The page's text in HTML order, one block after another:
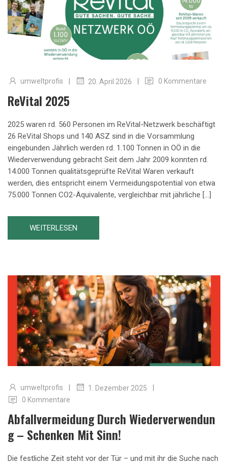
umweltprofis | 20. April 2026 | 0 Kommentare
ReVital 2025
2025 waren rd. 560 Personen im ReVital-Netzwerk beschäftigt
26 ReVital Shops und 140 ASZ sind in die Vorsammlung
eingebunden Jährlich werden rd. 1.100 Tonnen in OÖ in die
Wiederverwendung gebracht Seit dem Jahr 2009 konnten rd.
14.000 Tonnen qualitätsgeprüfte ReVital Waren verkauft
werden, dies entspricht einem Vermeidungspotential von etwa
75.000 Tonnen CO2-Äquivalente, vergleichbar mit jährliche […]
WEITERLESEN
umweltprofis 1. Dezember 2025
0 Kommentare
Abfallvermeidung Durch Wiederverwendun
G – Schenken Mit Sinn!
Die festliche Zeit steht vor der Tür – und mit ihr die Suche nach